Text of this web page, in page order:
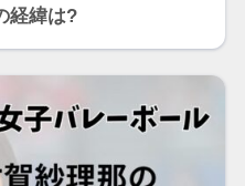
経緯は?